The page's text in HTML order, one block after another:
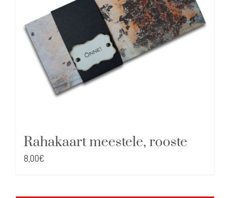
Rahakaart meestele, rooste
8,00€